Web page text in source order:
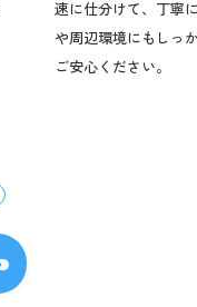
速に仕分けて、丁寧
や周辺環境にもしっ
ご安心ください。